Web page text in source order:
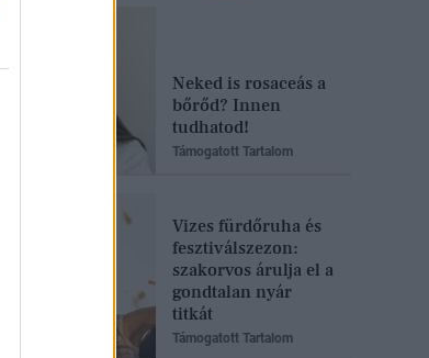
Neked is rosaceás a
bőrőd? Innen
tudhatod!
Támogatott Tartalom
Vizes fürdőruha és
fesztiválszezon:
szakorvos árulja el a
gondtalan nyár
titkát
Támogatott Tartalom